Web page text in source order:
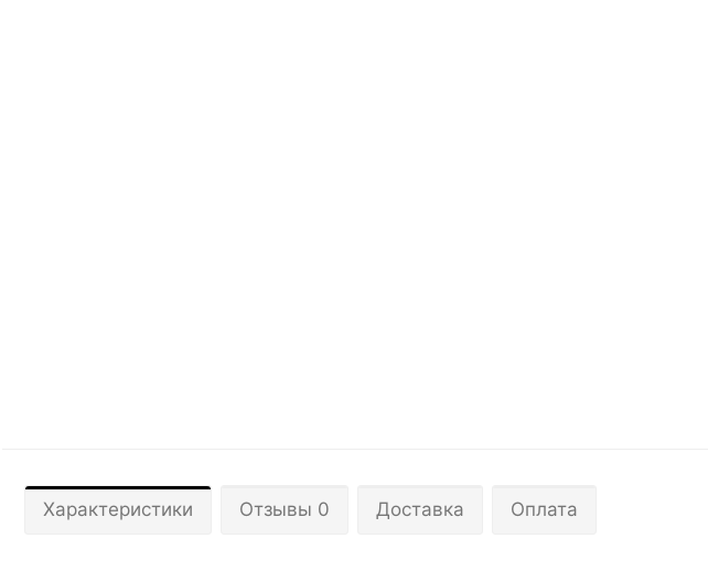
Характеристики Отзывы 0 Доставка Оплата